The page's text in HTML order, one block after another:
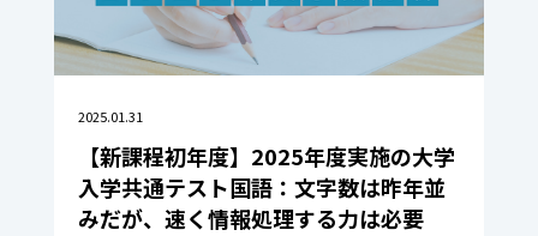
2025.01.31
【新課程初年度】2025年度実施の大学
入学共通テスト国語：文字数は昨年並
みだが、速く情報処理する力は必要